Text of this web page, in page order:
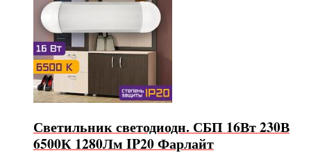
Светильник светодиодн. СБП 16Вт 230В
6500К 1280Лм IP20 Фарлайт